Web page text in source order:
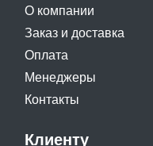
О компании
Заказ и доставка
Оплата
Менеджеры
Контакты
Клиенту